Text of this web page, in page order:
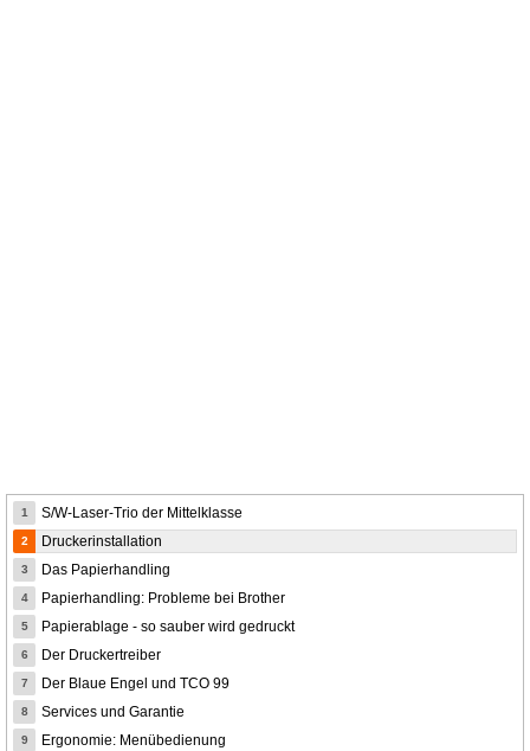
1 S/W-Laser-Trio der Mittelklasse
2 Druckerinstallation
3 Das Papierhandling
4 Papierhandling: Probleme bei Brother
5 Papierablage - so sauber wird gedruckt
6 Der Druckertreiber
7 Der Blaue Engel und TCO 99
8 Services und Garantie
9 Ergonomie: Menübedienung